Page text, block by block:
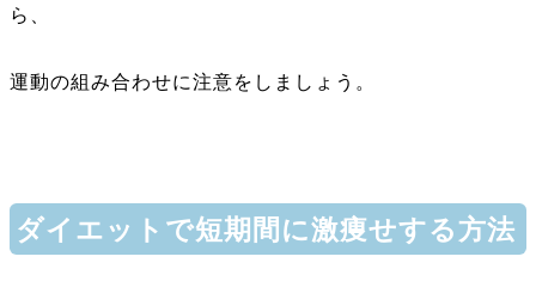
ら、
運動の組み合わせに注意をしましょう。
ダイエットで短期間に激痩せする方法